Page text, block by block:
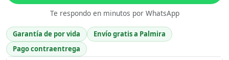
Te respondo en minutos por WhatsApp
Garantía de por vida
Envío gratis a Palmira
Pago contraentrega